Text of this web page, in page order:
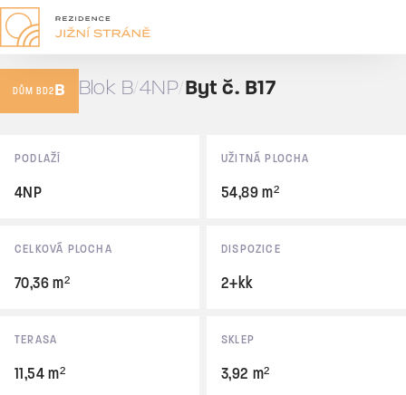
DŮM BD2B Blok B 4NP Byt č. B17
Základní údaje
PODLAŽÍ
4NP
UŽITNÁ PLOCHA
54,89 m²
CELKOVÁ PLOCHA
70,36 m²
DISPOZICE
2+kk
TERASA
11,54 m²
SKLEP
3,92 m²
B17
70,36 m²
Prodáno